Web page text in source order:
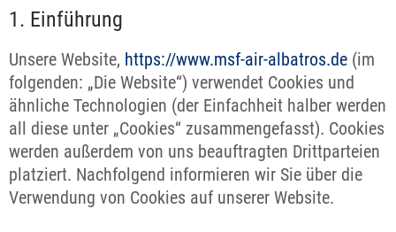
1. Einführung
Unsere Website, https://www.msf-air-albatros.de (im
folgenden: „Die Website“) verwendet Cookies und
ähnliche Technologien (der Einfachheit halber werden
all diese unter „Cookies“ zusammengefasst). Cookies
werden außerdem von uns beauftragten Drittparteien
platziert. Nachfolgend informieren wir Sie über die
Verwendung von Cookies auf unserer Website.